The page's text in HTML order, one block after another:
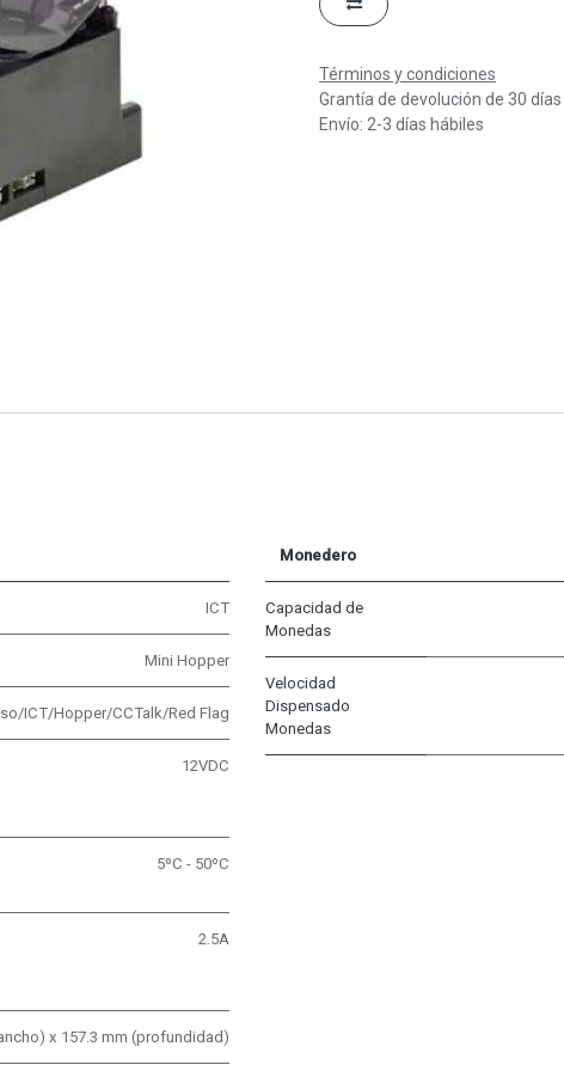
Términos y condiciones
Grantía de devolución de 30 días
Envío: 2-3 días hábiles
ICT
Mini Hopper
ICT/Hopper/CCTalk/Red Flag
12VDC
5ºC - 50ºC
2.5A
x 157.3 mm (profundidad)
Monedero
Capacidad de
Monedas
Velocidad
Dispensado
Monedas